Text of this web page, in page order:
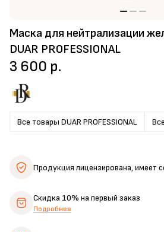
Маска для нейтрализации
DUAR PROFESSIONAL
Все товары DUAR PROFESSIONAL
3 600 р.
Продукция лицензирована,имеет
Скидка 10% на первый заказ
Подробнее